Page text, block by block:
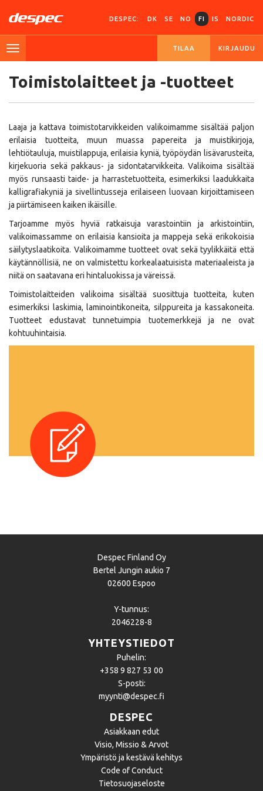
DESPEC: DK SE NO FI IS NORDIC
TILAA KIRJAUDU
Toimistolaitteet ja -tuotteet
Laaja ja kattava toimistotarvikkeiden valikoimamme sisältää paljon
erilaisia tuotteita, muun muassa papereita ja muistikirjoja,
lehtiötauluja, muistilappuja, erilaisia kyniä, työpöydän lisävarusteita,
kirjekuoria sekä pakkaus- ja sidontatarvikkeita. Valikoima sisältää
myös runsaasti taide- ja harrastetuotteita, esimerkiksi laadukkaita
kalligrafiakyniä ja sivellintusseja erilaiseen luovaan kirjoittamiseen
ja piirtämiseen kaiken ikäisille.
Tarjoamme myös hyviä ratkaisuja varastointiin ja arkistointiin,
valikoimassamme on erilaisia kansioita ja mappeja sekä erikokoisia
säilytyslaatikoita. Valikoimamme tuotteet ovat sekä tyylikkäitä että
käytännöllisiä, ne on valmistettu korkealaatuisista materiaaleista ja
niitä on saatavana eri hintaluokissa ja väreissä.
Toimistolaitteiden valikoima sisältää suosittuja tuotteita, kuten
esimerkiksi laskimia, laminointikoneita, silppureita ja kassakoneita.
Tuotteet edustavat tunnetuimpia tuotemerkkejä ja ne ovat
kohtuuhintaisia.
Despec Finland Oy
Bertel Jungin aukio 7
02600 Espoo
Y-tunnus:
2046228-8
YHTEYSTIEDOT
Puhelin:
+358 9 827 53 00
S-posti:
myynti@despec.fi
DESPEC
Asiakkaan edut
Visio, Missio & Arvot
Ympäristö ja kestävä kehitys
Code of Conduct
Tietosuojaseloste